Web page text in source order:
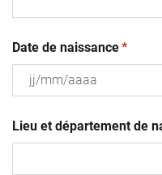
Date de naissance*
slash
MM
Lieu et département de